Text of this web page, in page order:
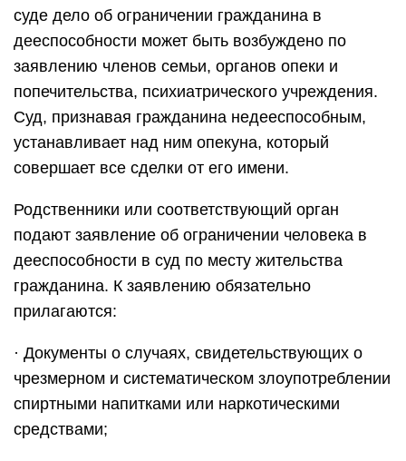
суде дело об ограничении гражданина в
дееспособности может быть возбуждено по
заявлению членов семьи, органов опеки и
попечительства, психиатрического учреждения.
Суд, признавая гражданина недееспособным,
устанавливает над ним опекуна, который
совершает все сделки от его имени.
Родственники или соответствующий орган
подают заявление об ограничении человека в
дееспособности в суд по месту жительства
гражданина. К заявлению обязательно
прилагаются:
· Документы о случаях, свидетельствующих о
чрезмерном и систематическом злоупотреблении
спиртными напитками или наркотическими
средствами;